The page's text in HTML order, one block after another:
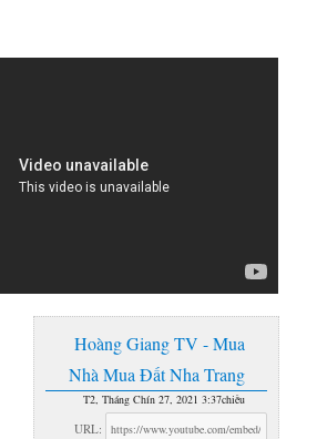
Hoàng Giang TV - Mua
Nhà Mua Đất Nha Trang
T2, Tháng Chín 27, 2021 3:37chiều
URL: